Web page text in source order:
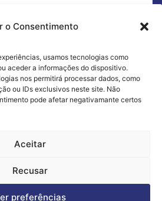
o Consentimento
usamos tecnologias como
aceder a informações do dispositivo.
nos permitirá processar dados, como
ou IDs exclusivos neste site. Não
pode afetar negativamante certos
Aceitar
Recusar
preferências
Submeter
para o seu sucesso
de Reclamações